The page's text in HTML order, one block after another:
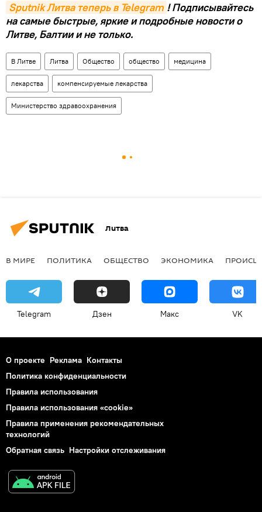
Sputnik Литва теперь в Telegram ! Подписывайтесь
на самые быстрые, яркие и подробные новости о
Литве, Балтии и не только.
В Литве Литва Общество общество медицина
лекарства компенсируемые лекарства
Министерство здравоохранения
Литва
В МИРЕ ПОЛИТИКА ОБЩЕСТВО ЭКОНОМИКА
Telegram Дзен Макс VK
О проекте Реклама Контакты
Политика конфиденциальности
Правила использования
Правила использования «cookie»
Правила применения рекомендательных
технологий
Обратная связь Настройки отслеживания